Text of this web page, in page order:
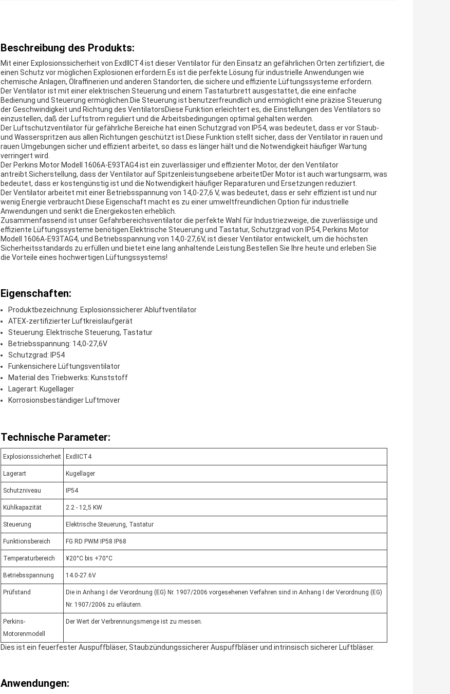
Beschreibung des Produkts:
Mit einer Explosionssicherheit von ExdIICT4 ist dieser Ventilator für den Einsatz an gefährlichen Orten zertifiziert, die
einen Schutz vor möglichen Explosionen erfordern.Es ist die perfekte Lösung für industrielle Anwendungen wie
chemische Anlagen, Ölraffinerien und anderen Standorten, die sichere und effiziente Lüftungssysteme erfordern.
Der Ventilator ist mit einer elektrischen Steuerung und einem Tastaturbrett ausgestattet, die eine einfache
Bedienung und Steuerung ermöglichen.Die Steuerung ist benutzerfreundlich und ermöglicht eine präzise Steuerung
der Geschwindigkeit und Richtung des VentilatorsDiese Funktion erleichtert es, die Einstellungen des Ventilators so
einzustellen, daß der Luftstrom reguliert und die Arbeitsbedingungen optimal gehalten werden.
Der Luftschutzventilator für gefährliche Bereiche hat einen Schutzgrad von IP54, was bedeutet, dass er vor Staub-
und Wasserspritzen aus allen Richtungen geschützt ist.Diese Funktion stellt sicher, dass der Ventilator in rauen und
rauen Umgebungen sicher und effizient arbeitet, so dass es länger hält und die Notwendigkeit häufiger Wartung
verringert wird.
Der Perkins Motor Modell 1606A-E93TAG4 ist ein zuverlässiger und effizienter Motor, der den Ventilator
antreibt.Sicherstellung, dass der Ventilator auf Spitzenleistungsebene arbeitetDer Motor ist auch wartungsarm, was
bedeutet, dass er kostengünstig ist und die Notwendigkeit häufiger Reparaturen und Ersetzungen reduziert.
Der Ventilator arbeitet mit einer Betriebsspannung von 14,0-27,6 V, was bedeutet, dass er sehr effizient ist und nur
wenig Energie verbraucht.Diese Eigenschaft macht es zu einer umweltfreundlichen Option für industrielle
Anwendungen und senkt die Energiekosten erheblich.
Zusammenfassend ist unser Gefahrbereichsventilator die perfekte Wahl für Industriezweige, die zuverlässige und
effiziente Lüftungssysteme benötigen.Elektrische Steuerung und Tastatur, Schutzgrad von IP54, Perkins Motor
Modell 1606A-E93TAG4, und Betriebsspannung von 14,0-27,6V, ist dieser Ventilator entwickelt, um die höchsten
Sicherheitsstandards zu erfüllen und bietet eine lang anhaltende Leistung.Bestellen Sie Ihre heute und erleben Sie
die Vorteile eines hochwertigen Lüftungssystems!
Eigenschaften:
Produktbezeichnung: Explosionssicherer Abluftventilator
ATEX-zertifizierter Luftkreislaufgerät
Steuerung: Elektrische Steuerung, Tastatur
Betriebsspannung: 14,0-27,6V
Schutzgrad: IP54
Funkensichere Lüftungsventilator
Material des Triebwerks: Kunststoff
Lagerart: Kugellager
Korrosionsbeständiger Luftmover
Technische Parameter:
Explosionssicherheit ExdIICT4
Lagerart Kugellager
Schutzniveau IP54
Kühlkapazität 2.2 - 12,5 KW
Steuerung Elektrische Steuerung, Tastatur
Funktionsbereich FG RD PWM IP58 IP68
Temperaturbereich ¥20°C bis +70°C
Betriebsspannung 14.0-27.6V
Prüfstand
Die in Anhang I der Verordnung (EG) Nr. 1907/2006 vorgesehenen Verfahren sind in Anhang I der Verordnung (EG)
Nr. 1907/2006 zu erläutern.
Perkins-
Motorenmodell
Der Wert der Verbrennungsmenge ist zu messen.
Dies ist ein feuerfester Auspuffbläser, Staubzündungssicherer Auspuffbläser und intrinsisch sicherer Luftbläser.
Anwendungen: